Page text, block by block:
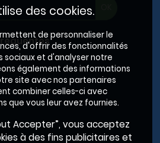
des cookies.
de personnaliser le
d'offrir des fonctionnalités
sociaux et d'analyser notre
également des informations
site avec nos partenaires
combiner celles-ci avec
que vous leur avez fournies.
Accepter”, vous acceptez
à des fins publicitaires et